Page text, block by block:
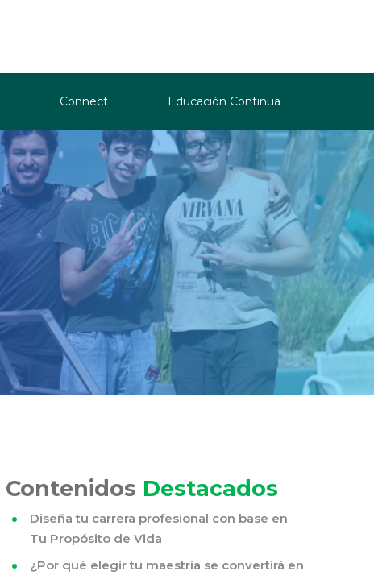
Connect Educación Continua
Contenidos Destacados
Diseña tu carrera profesional con base en
Tu Propósito de Vida
¿Por qué elegir tu maestría se convertirá en